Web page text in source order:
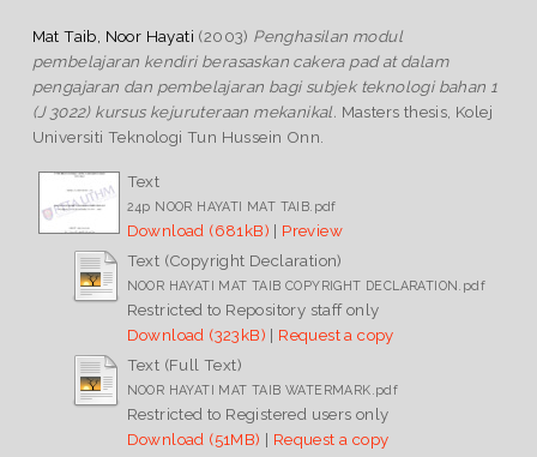
Mat Taib, Noor Hayati (2003) Penghasilan modul
pembelajaran kendiri berasaskan cakera pad at dalam
pengajaran dan pembelajaran bagi subjek teknologi bahan 1
(J 3022) kursus kejuruteraan mekanikal. Masters thesis, Kolej
Universiti Teknologi Tun Hussein Onn.
Text
24p NOOR HAYATI MAT TAIB.pdf
Download (681kB) | Preview
Text (Copyright Declaration)
NOOR HAYATI MAT TAIB COPYRIGHT DECLARATION.pdf
Restricted to Repository staff only
Download (323kB) | Request a copy
Text (Full Text)
NOOR HAYATI MAT TAIB WATERMARK.pdf
Restricted to Registered users only
Download (51MB) | Request a copy